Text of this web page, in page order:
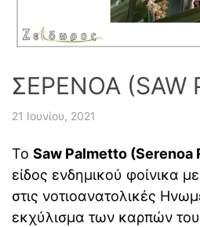
ΣΕΡΕΝΟΑ (SAW
21 Ιουνίου, 2021
Το Saw Palmetto (Serenoa
είδος ενδημικού φοίνικα
στις νοτιοανατολικές
εκχύλισμα των καρπών